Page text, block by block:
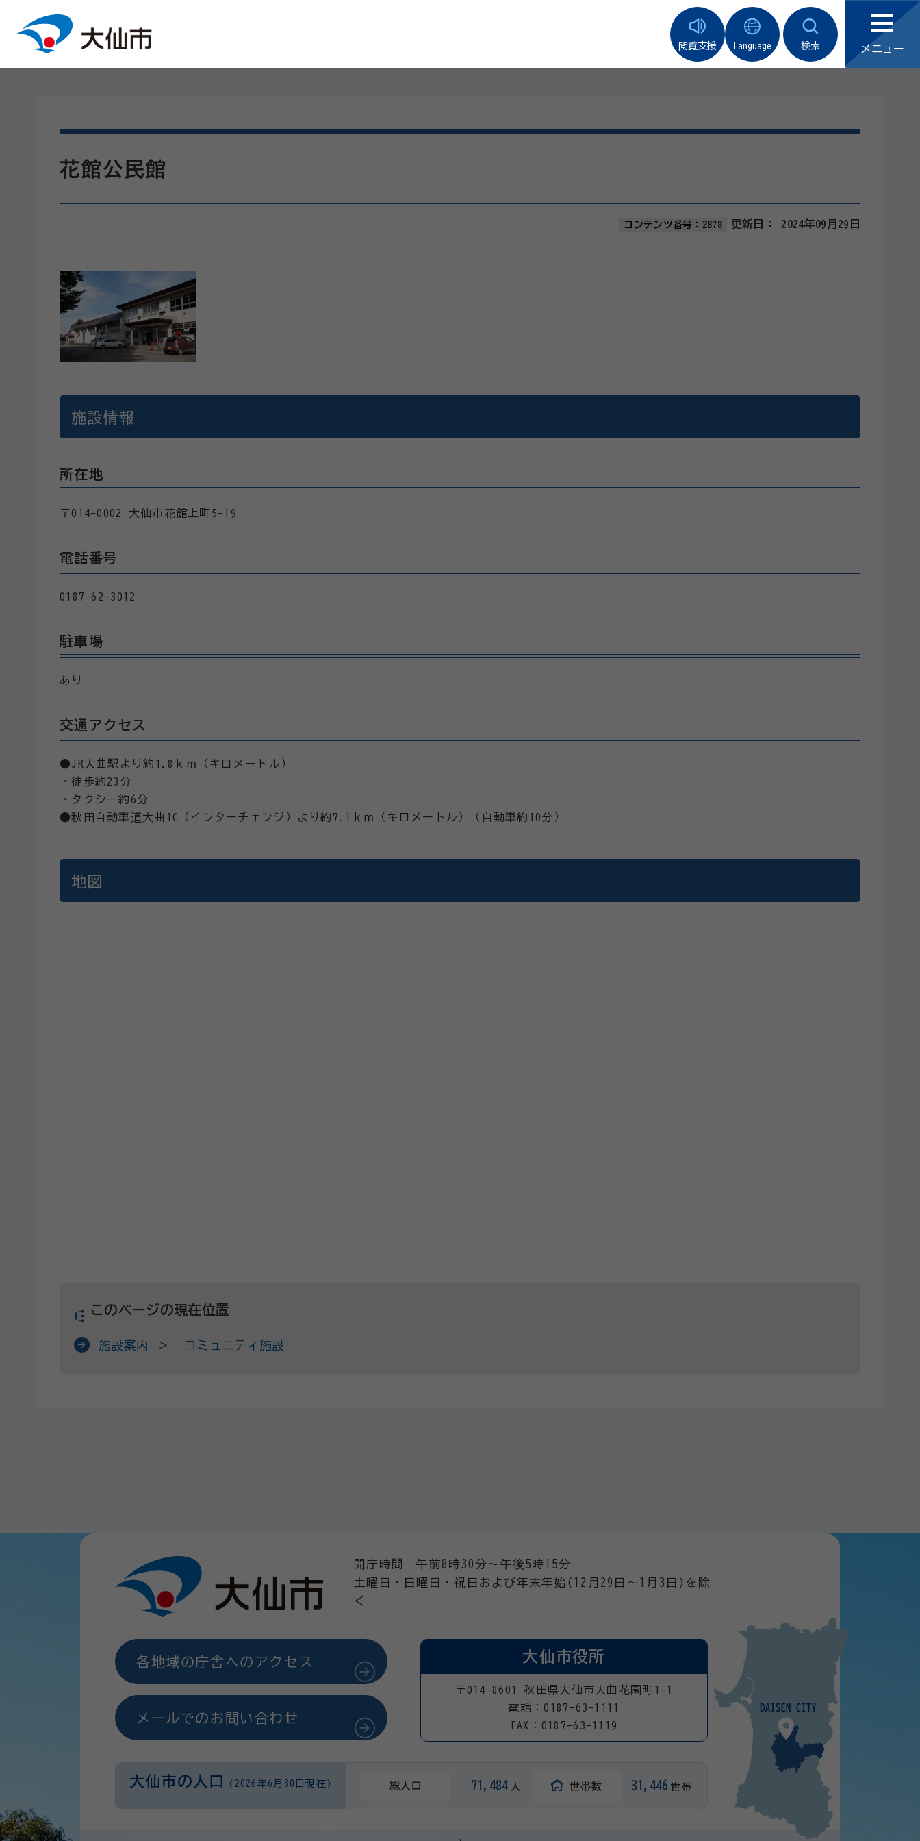
メニュー
検索
閲覧支援 Language
花館公民館
コンテンツ番号：2878 更新日： 2024年09月29日
施設情報
所在地
〒014-0002 大仙市花館上町5-19
電話番号
0187-62-3012
駐車場
あり
交通アクセス
●JR大曲駅より約1.8ｋｍ（キロメートル）
・徒歩約23分
・タクシー約6分
●秋田自動車道大曲IC（インターチェンジ）より約7.1ｋｍ（キロメートル）（自動車約10分）
地図
このページの現在位置
施設案内 コミュニティ施設
開庁時間 午前8時30分～午後5時15分
土曜日・日曜日・祝日および年末年始(12月29日～1月3日)を除
く
各地域の庁舎へのアクセス
メールでのお問い合わせ
大仙市役所
〒014-8601 秋田県大仙市大曲花園町1-1
電話：0187-63-1111
FAX：0187-63-1119
大仙市の人口 (2026年6月30日現在) 総人口 71,484 人 世帯数 31,446 世帯